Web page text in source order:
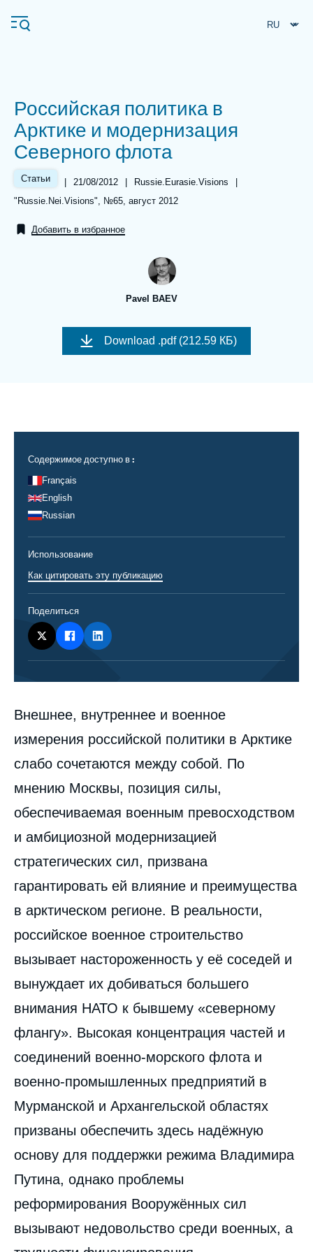
основному
principale
Ifri
Анализы
Поддержать Ифри
Российская политика в
Арктике и модернизация
Северного флота
Статьи |
Date
de
21/08/2012 |
Référence
taxonomie
collections
Russie.Eurasie.Visions
|
Références
"Russie.Nei.Visions", №65, август 2012
Добавить в избранное
Pavel BAEV
Image
couverture
Download .pdf (212.59 КБ)
Corps
analyses
Внешнее, внутреннее и военное
измерения российской политики в Арктике
слабо сочетаются между собой. По
мнению Москвы, позиция силы,
обеспечиваемая военным превосходством
и амбициозной модернизацией
стратегических сил, призвана
гарантировать ей влияние и преимущества
в арктическом регионе. В реальности,
российское военное строительство
вызывает настороженность у её соседей и
вынуждает их добиваться большего
внимания НАТО к бывшему «северному
флангу». Высокая концентрация частей и
соединений военно-морского флота и
военно-промышленных предприятий в
Мурманской и Архангельской областях
призваны обеспечить здесь надёжную
основу для поддержки режима Владимира
Путина, однако проблемы
реформирования Вооружённых сил
вызывают недовольство среди военных, а
Содержимое доступно в :
Français
English
Russian
Использование
Как цитировать эту публикацию
Поделиться